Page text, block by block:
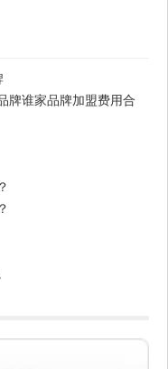
牌谁家品牌加盟费用合